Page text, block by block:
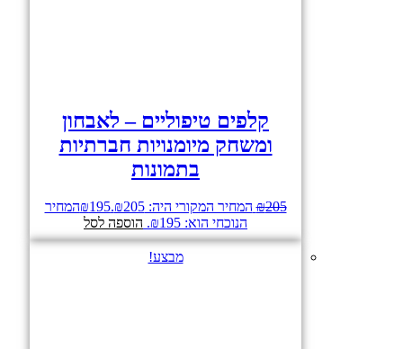
קלפים טיפוליים – לאבחון
ומשחק מיומנויות חברתיות
בתמונות
₪205 המחיר המקורי היה: ₪205. ₪195
המחיר
הנוכחי הוא: ₪195.
הוספה לסל
מבצע!